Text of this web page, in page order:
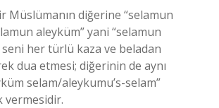
Müslümanın diğerine “selamun
aleyküm” yani “selamun
her türlü kaza ve beladan
dua etmesi; diğerinin de aynı
selam/aleykumu’s-selam”
vermesidir.